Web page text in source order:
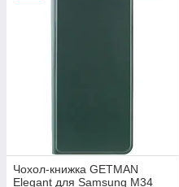
Чохол-книжка GETMAN
Elegant для Samsung M34